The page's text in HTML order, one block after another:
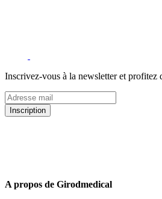
Inscrivez-vous à la newsletter et profitez
Inscription
A propos de Girodmedical